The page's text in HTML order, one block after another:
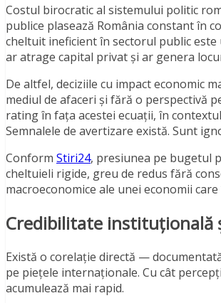
Costul birocratic al sistemului politic
publice plasează România constant în
cheltuit ineficient în sectorul public
ar atrage capital privat și ar genera
De altfel, deciziile cu impact economic
mediul de afaceri și fără o perspectivă
rating în fața acestei ecuații, în
Semnalele de avertizare există. Sunt
Conform Stiri24, presiunea pe bugetul
cheltuieli rigide, greu de redus fără
macroeconomice ale unei economii
Credibilitate instituțională
Există o corelație directă —
pe piețele internaționale. Cu cât
acumulează mai rapid.